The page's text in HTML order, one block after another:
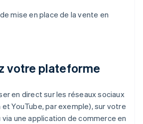
mise en place de la vente en
votre plateforme
en direct sur les réseaux sociaux
YouTube, par exemple), sur votre
une application de commerce en